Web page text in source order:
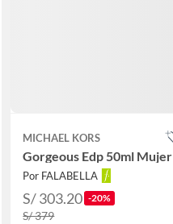
MICHAEL KORS
Gorgeous Edp 50ml Mujer
Por FALABELLA
S/ 303.20 -20%
S/ 379